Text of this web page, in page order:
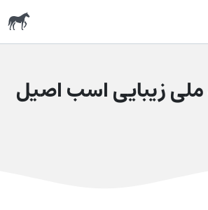
زیبایی اسب اصیل